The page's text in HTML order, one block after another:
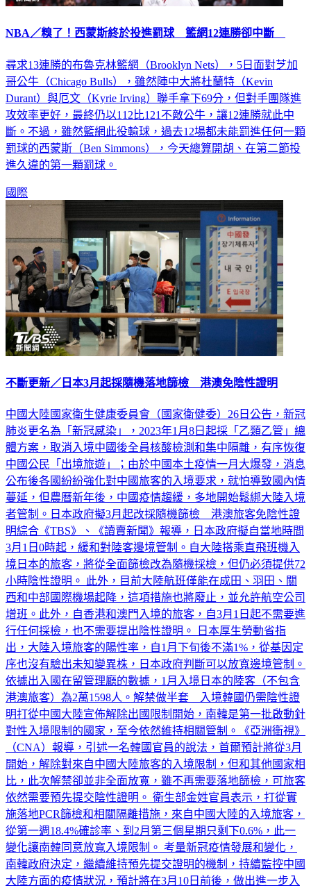
NBA／糗了！西蒙斯終於投進罰球 籃網12連勝卻中斷
尋求13連勝的布魯克林籃網（Brooklyn Nets），5日面對芝加
哥公牛（Chicago Bulls），雖然陣中大將杜蘭特（Kevin
Durant）與厄文（Kyrie Irving）聯手拿下69分，但對手團隊進
攻效率更好，最終仍以112比121不敵公牛，讓12連勝就此中
斷。不過，雖然籃網此役輸球，過去12場都未能罰進任何一顆
罰球的西蒙斯（Ben Simmons），今天總算開胡、在第二節投
進久違的第一顆罰球。
國際
不斷更新／日本3月起採隨機落地篩檢 港澳免陰性證明
中國大陸國家衛生健康委員會（國家衛健委）26日公告，新冠
肺炎更名為「新冠感染」，2023年1月8日起採「乙類乙管」總
體方案，取消入境中國後全員核酸檢測和集中隔離，有序恢復
中國公民「出境旅遊」；由於中國本土疫情一月大爆發，消息
公布後各國紛紛強化對中國旅客的入境要求，就怕導致國內情
蔓延，但農曆新年後，中國疫情趨緩，多地開始鬆綁大陸入境
者管制。日本政府擬3月起改採隨機篩檢 港澳旅客免陰性證
明綜合《TBS》、《讀賣新聞》報導，日本政府擬自當地時間
3月1日0時起，緩和對陸客邊境管制。自大陸搭乘直飛班機入
境日本的旅客，將從全面篩檢改為隨機採檢，但仍必須提供72
小時陰性證明。 此外，目前大陸航班僅能在成田、羽田、關
西和中部國際機場起降，這項措施也將廢止，並允許航空公司
增班。此外，自香港和澳門入境的旅客，自3月1日起不需要進
行任何採檢，也不需要提出陰性證明。 日本厚生勞動省指
出，大陸入境旅客的陽性率，自1月下旬後不滿1%，從基因定
序也沒有驗出未知變異株，日本政府判斷可以放寬邊境管制。
依據出入國在留管理廳的數據，1月入境日本的陸客（不包含
港澳旅客）為2萬1598人。解禁做半套 入境韓國仍需陰性證
明打從中國大陸宣佈解除出國限制開始，南韓是第一批啟動針
對性入境限制的國家，至今依然維持相關管制。《亞洲衛視》
（CNA）報導，引述一名韓國官員的說法，首爾預計將從3月
開始，解除對來自中國大陸旅客的入境限制，但和其他國家相
比，此次解禁卻並非全面放寬，雖不再需要落地篩檢，可旅客
依然需要預先提交陰性證明。 衛生部金姓官員表示，打從實
施落地PCR篩檢和相關隔離措施，來自中國大陸的入境旅客，
從第一週18.4%確診率、到2月第三個星期只剩下0.6%，此一
變化讓南韓同意放寬入境限制。 考量新冠疫情發展和變化，
南韓政府決定，繼續維持預先提交證明的機制，持續監控中國
大陸方面的疫情狀況，預計將在3月10日前後，做出進一步入